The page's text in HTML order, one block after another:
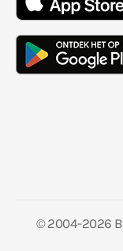
© 2004-2026